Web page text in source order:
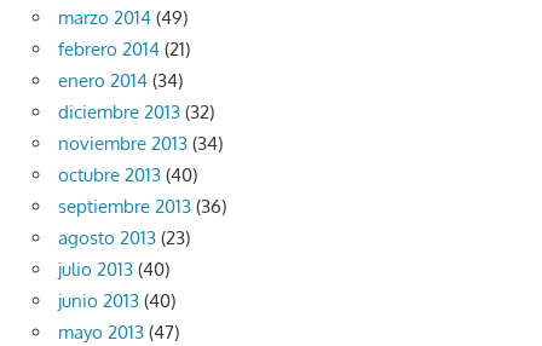
marzo 2014 (49)
febrero 2014 (21)
enero 2014 (34)
diciembre 2013 (32)
noviembre 2013 (34)
octubre 2013 (40)
septiembre 2013 (36)
agosto 2013 (23)
julio 2013 (40)
junio 2013 (40)
mayo 2013 (47)